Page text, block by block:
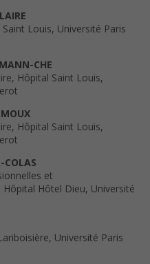
Louis, Université Paris
CHE
Hôpital Saint Louis,
Hôpital Saint Louis,
COLAS
et
Hôtel Dieu, Université
Université Paris